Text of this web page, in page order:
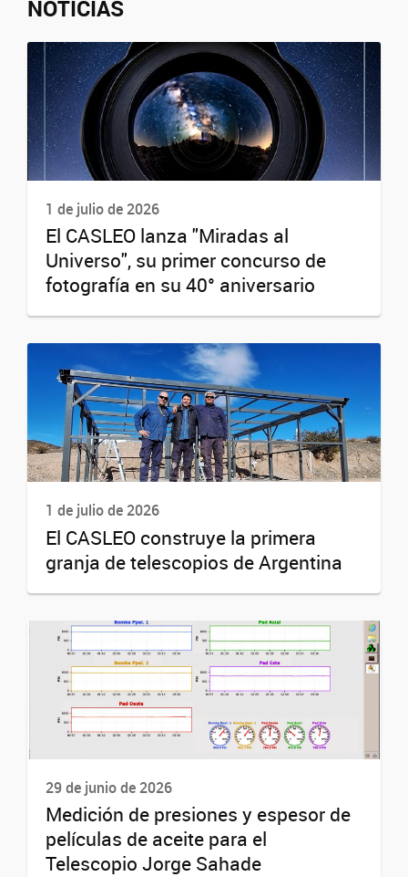
NOTICIAS
1 de julio de 2026
El CASLEO lanza "Miradas al
Universo", su primer concurso de
fotografía en su 40° aniversario
1 de julio de 2026
El CASLEO construye la primera
granja de telescopios de Argentina
29 de junio de 2026
Medición de presiones y espesor de
películas de aceite para el
Telescopio Jorge Sahade